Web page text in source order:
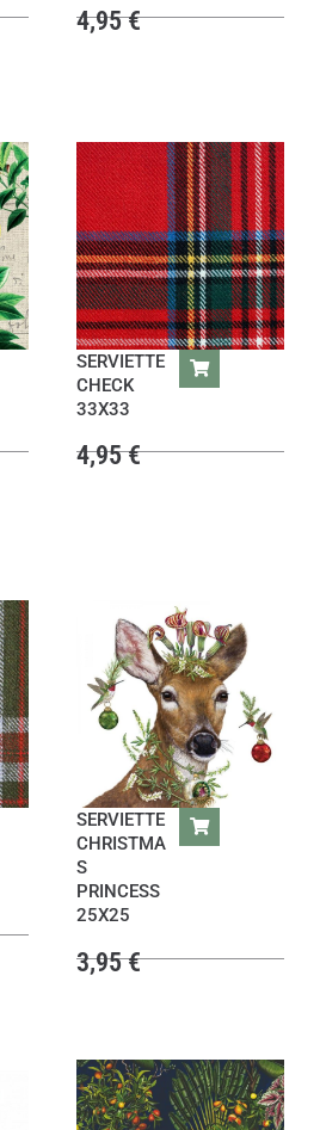
4,95€
SERVIETTE
CHECK
33X33
4,95€
SERVIETTE
CHRISTMA
S
PRINCESS
25X25
3,95€